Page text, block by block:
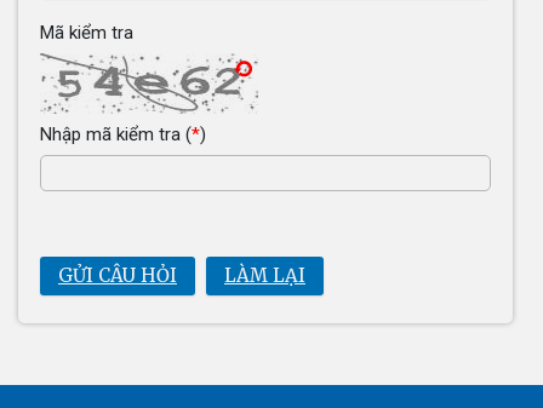
Mã kiểm tra
Nhập mã kiểm tra (*)
GỬI CÂU HỎI LÀM LẠI